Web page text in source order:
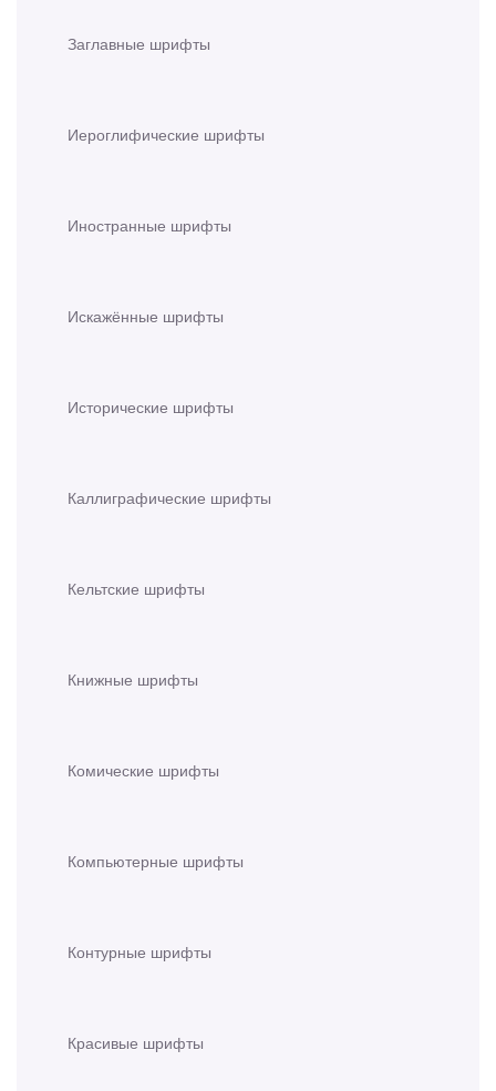
Заглавные шрифты
Иероглифические шрифты
Иностранные шрифты
Искажённые шрифты
Исторические шрифты
Каллиграфические шрифты
Кельтские шрифты
Книжные шрифты
Комические шрифты
Компьютерные шрифты
Контурные шрифты
Красивые шрифты